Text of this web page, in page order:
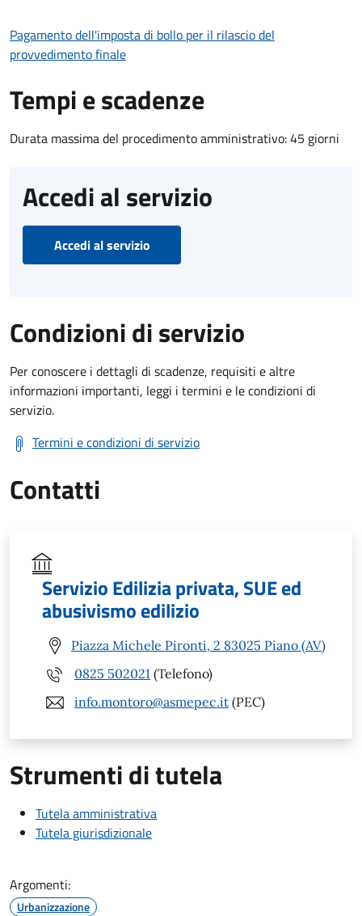
Pagamento dell'imposta di bollo per il rilascio del
provvedimento finale
Tempi e scadenze
Durata massima del procedimento amministrativo: 45 giorni
Accedi al servizio
Accedi al servizio
Condizioni di servizio
Per conoscere i dettagli di scadenze, requisiti e altre
informazioni importanti, leggi i termini e le condizioni di
servizio.
Termini e condizioni di servizio
Contatti
Servizio Edilizia privata, SUE ed
abusivismo edilizio
Piazza Michele Pironti, 2 83025 Piano (AV)
0825 502021 (Telefono)
info.montoro@asmepec.it (PEC)
Strumenti di tutela
Tutela amministrativa
Tutela giurisdizionale
Argomenti:
Urbanizzazione